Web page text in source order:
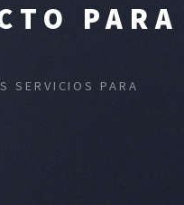
PARA
SERVICIOS PARA